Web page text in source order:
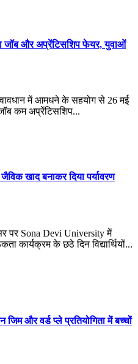
जॉब और अप्रेंटिसशिप फेयर, युवाओं
में आमधने के सहयोग से 26 मई
जॉब कम अप्रेंटिसशिप...
जैविक खाद बनाकर दिया पर्यावरण
पर Sona Devi University में
कार्यक्रम के छठे दिन विद्यार्थियों...
और वर्ड प्ले प्रतियोगिता में बच्चों